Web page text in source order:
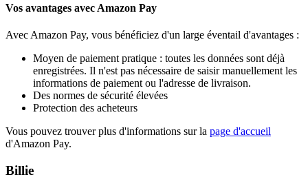
Vos avantages avec Amazon Pay
Avec Amazon Pay, vous bénéficiez d'un large éventail d'avantages :
Moyen de paiement pratique : toutes les données sont déjà
enregistrées. Il n'est pas nécessaire de saisir manuellement les
informations de paiement ou l'adresse de livraison.
Des normes de sécurité élevées
Protection des acheteurs
Vous pouvez trouver plus d'informations sur la page d'accueil
d'Amazon Pay.
Billie